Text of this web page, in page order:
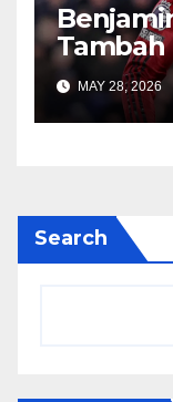
Tambah
2026/27
MAY 28, 2026
Search